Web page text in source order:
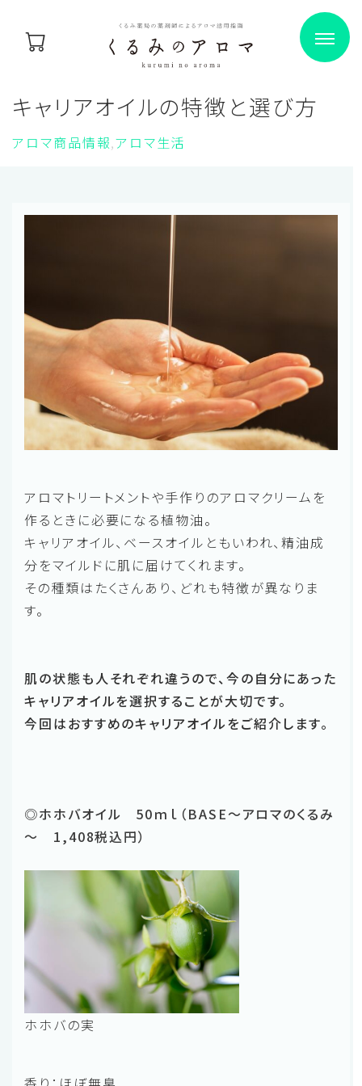
キャリアオイルの特徴と選び方
アロマ商品情報 アロマ生活
アロマトリートメントや手作りのアロマクリームを
作るときに必要になる植物油。
キャリアオイル、ベースオイルともいわれ、精油成
分をマイルドに肌に届けてくれます。
その種類はたくさんあり、どれも特徴が異なりま
す。
肌の状態も人それぞれ違うので、今の自分にあった
キャリアオイルを選択することが大切です。
今回はおすすめのキャリアオイルをご紹介します。
◎ホホバオイル 50ｍｌ（BASE～アロマのくるみ
～ 1,408税込円）
ホホバの実